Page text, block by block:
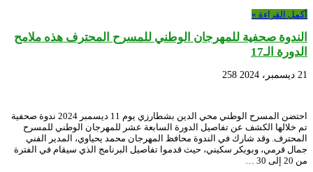
أكمل القراءة »
الندوة صحفية للمهرجان الوطني للمسرح المحترف هذه ملامح
الدورة الـ17
21 ديسمبر، 2024 258
احتضن المسرح الوطني محي الدين بشطارزي يوم 11 ديسمبر 2024 ندوة صحفية
تم خلالها الكشف عن تفاصيل الدورة السابعة عشر للمهرجان الوطني للمسرح
المحترف. وقد شارك في الندوة محافظ المهرجان محمد يحياوي، المدير الفني
جمال قرمي، وبوبكر سكيني، حيث قدموا تفاصيل البرنامج الذي سيقام في الفترة
من 20 إلى 30 …